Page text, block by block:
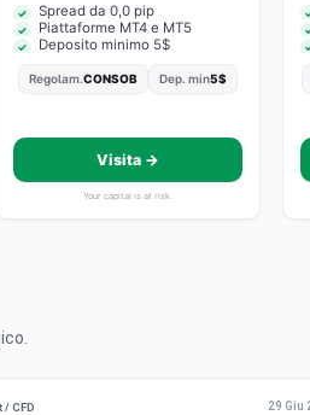
Spread da 0,0 pip
Piattaforme MT4 e MT5
Deposito minimo 5$
Regolam.CONSOB Dep. min5$
Visita →
Your capital is at risk.
CFD 29 Giu